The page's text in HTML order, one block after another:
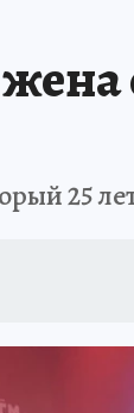
25